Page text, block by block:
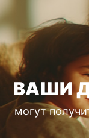
ВАШИ
могут